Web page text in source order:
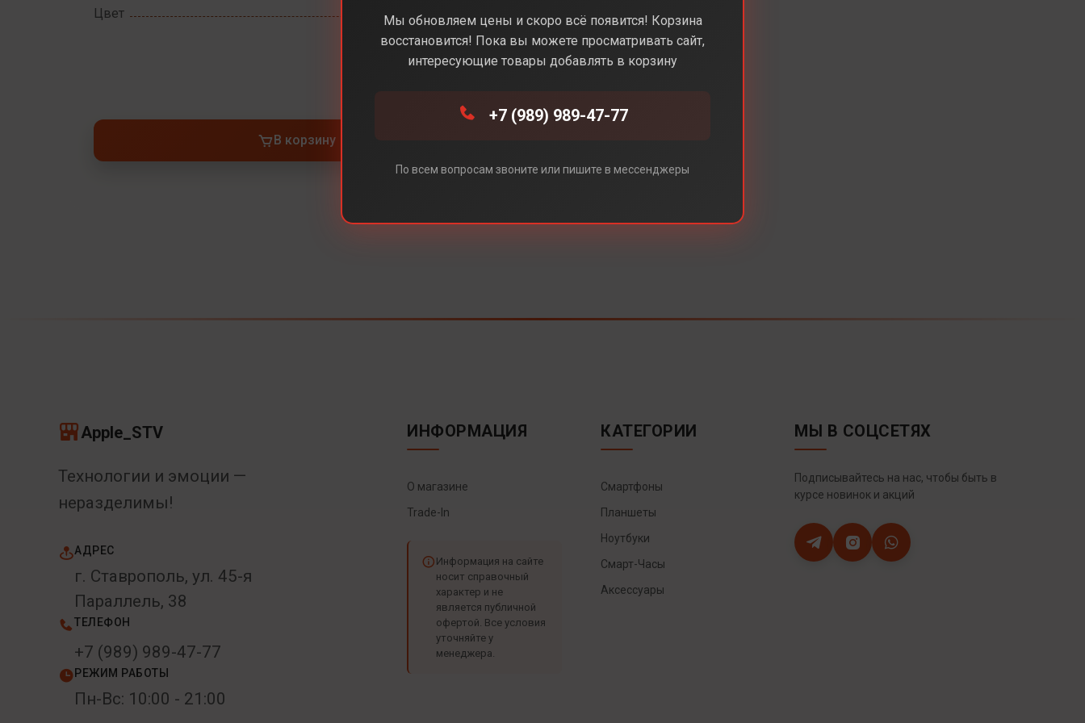
Цвет Black(Черный)
Под заказ
В корзину
Apple_STV
Технологии и эмоции —
неразделимы!
АДРЕС
г. Ставрополь, ул. 45-я
Параллель, 38
ТЕЛЕФОН
+7 (989) 989-47-77
РЕЖИМ РАБОТЫ
Пн-Вс: 10:00 - 21:00
ИНФОРМАЦИЯ
О магазине
Trade-In
Информация на сайте
носит справочный
характер и не
является публичной
офертой. Все условия
уточняйте у
менеджера.
КАТЕГОРИИ
Смартфоны
Планшеты
Ноутбуки
Смарт-Часы
Аксессуары
МЫ В СОЦСЕТЯХ
Подписывайтесь на нас, чтобы быть в
курсе новинок и акций
Мы обновляем цены и скоро всё появится! Корзина
восстановится! Пока вы можете просматривать сайт,
интересующие товары добавлять в корзину
+7 (989) 989-47-77
По всем вопросам звоните или пишите в мессенджеры